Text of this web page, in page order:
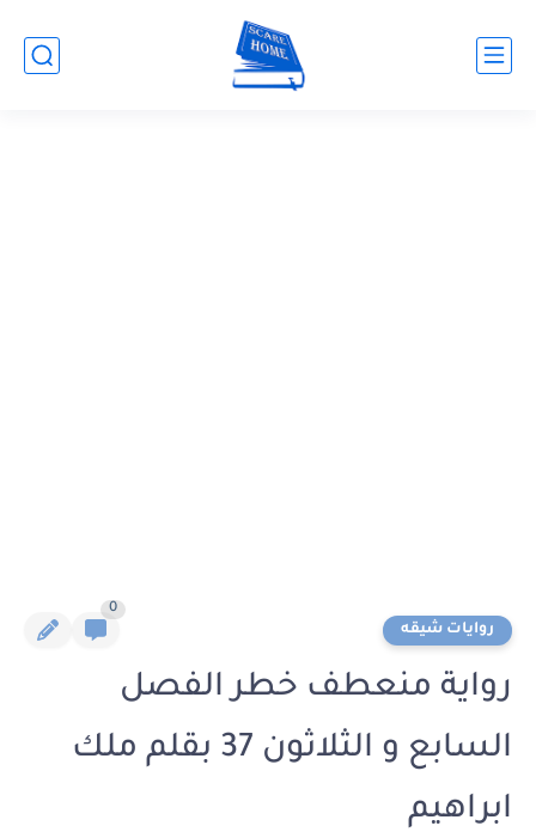
روايات شيقه
0
رواية منعطف خطر الفصل
السابع و الثلاثون 37 بقلم ملك
ابراهيم